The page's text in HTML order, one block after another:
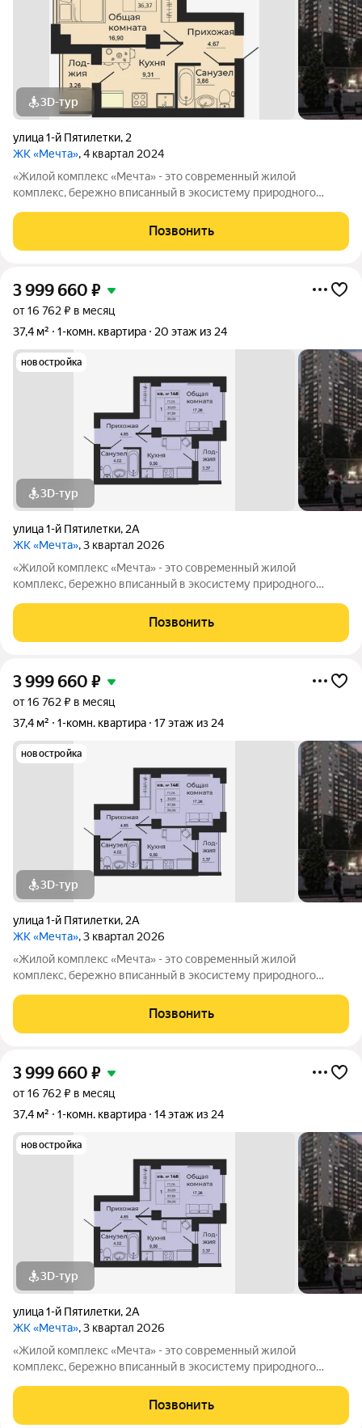
3D-тур
улица 1-й Пятилетки, 2
ЖК «Мечта», 4 квартал 2024
«Жилой комплекс «Мечта» - это современный жилой
комплекс, бережно вписанный в экосистему природного
Пятилетки. Находясь в 10-ти минутах езды от центра одного из
крупнейших мегаполисов юга
Позвонить
3 999 660 ₽
от 16 762 ₽ в месяц
37,4 м²
1-комн. квартира 20 этаж из 24
новостройка
3D-тур
улица 1-й Пятилетки, 2А
ЖК «Мечта», 3 квартал 2026
«Жилой комплекс «Мечта» - это современный жилой
комплекс, бережно вписанный в экосистему природного
Пятилетки. Находясь в 10-ти минутах езды от центра одного из
крупнейших мегаполисов юга
Позвонить
3 999 660 ₽
от 16 762 ₽ в месяц
37,4 м²
1-комн. квартира 17 этаж из 24
новостройка
3D-тур
улица 1-й Пятилетки, 2А
ЖК «Мечта», 3 квартал 2026
«Жилой комплекс «Мечта» - это современный жилой
комплекс, бережно вписанный в экосистему природного
Пятилетки. Находясь в 10-ти минутах езды от центра одного из
крупнейших мегаполисов юга
Позвонить
3 999 660 ₽
от 16 762 ₽ в месяц
37,4 м²
1-комн. квартира 14 этаж из 24
новостройка
3D-тур
улица 1-й Пятилетки, 2А
ЖК «Мечта», 3 квартал 2026
«Жилой комплекс «Мечта» - это современный жилой
комплекс, бережно вписанный в экосистему природного
Пятилетки. Находясь в 10-ти минутах езды от центра одного из
крупнейших мегаполисов юга
Позвонить